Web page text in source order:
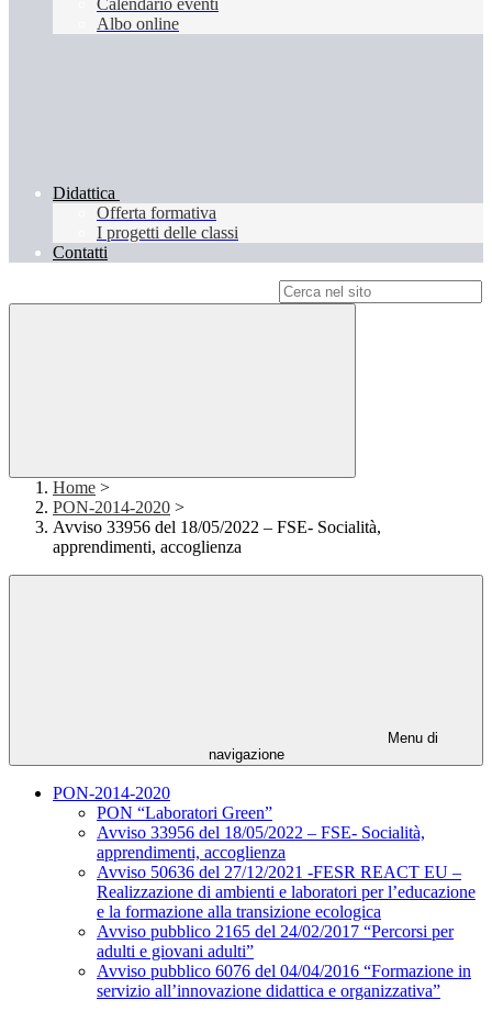
Calendario eventi
Albo online
Didattica
Offerta formativa
I progetti delle classi
Contatti
Home >
PON-2014-2020 >
Avviso 33956 del 18/05/2022 – FSE- Socialità,
apprendimenti, accoglienza
Menu di
navigazione
PON-2014-2020
PON “Laboratori Green”
Avviso 33956 del 18/05/2022 – FSE- Socialità,
apprendimenti, accoglienza
Avviso 50636 del 27/12/2021 -FESR REACT EU –
Realizzazione di ambienti e laboratori per l’educazione
e la formazione alla transizione ecologica
Avviso pubblico 2165 del 24/02/2017 “Percorsi per
adulti e giovani adulti”
Avviso pubblico 6076 del 04/04/2016 “Formazione in
servizio all’innovazione didattica e organizzativa”